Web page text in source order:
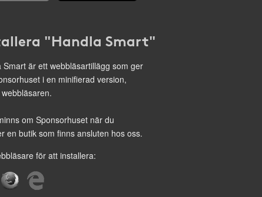
"Handla Smart"
Smart är ett webbläsartillägg som ger
i en minifierad version,
om Sponsorhuset när du
en butik som finns ansluten hos oss.
för att installera: